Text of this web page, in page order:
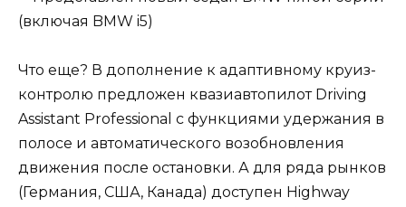
Что еще? В дополнение к адаптивному круиз-
контролю предложен квазиавтопилот Driving
Assistant Professional с функциями удержания в
полосе и автоматического возобновления
движения после остановки. А для ряда рынков
(Германия, США, Канада) доступен Highway